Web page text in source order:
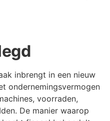
inbrengt in een nieuw
ondernemingsvermogen
voorraden,
De manier waarop